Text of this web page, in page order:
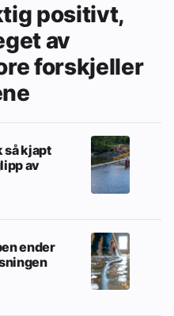
positivt,
av
forskjeller
så kjapt
av
ender